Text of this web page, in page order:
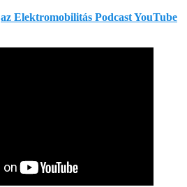
az Elektromobilitás Podcast YouTube